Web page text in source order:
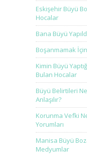
Eskişehir Büyü
Hocalar
Bana Büyü
Boşanmamak
Kimin Büyü
Bulan Hocalar
Büyü Belirtileri
Anlaşılır?
Korunma Vefki
Yorumları
Manisa Büyü
Medyumlar